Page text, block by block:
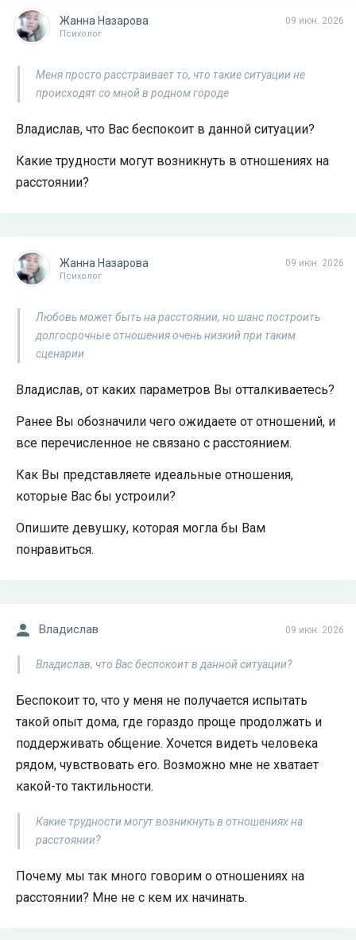
09 июн. 2026
Жанна Назарова
Психолог
Меня просто расстраивает то, что такие ситуации не
происходят со мной в родном городе
Владислав, что Вас беспокоит в данной ситуации?
Какие трудности могут возникнуть в отношениях на
расстоянии?
09 июн. 2026
Жанна Назарова
Психолог
Любовь может быть на расстоянии, но шанс построить
долгосрочные отношения очень низкий при таким
сценарии
Владислав, от каких параметров Вы отталкиваетесь?
Ранее Вы обозначили чего ожидаете от отношений, и
все перечисленное не связано с расстоянием.
Как Вы представляете идеальные отношения,
которые Вас бы устроили?
Опишите девушку, которая могла бы Вам
понравиться.
09 июн. 2026
Владислав
Владислав, что Вас беспокоит в данной ситуации?
Беспокоит то, что у меня не получается испытать
такой опыт дома, где гораздо проще продолжать и
поддерживать общение. Хочется видеть человека
рядом, чувствовать его. Возможно мне не хватает
какой-то тактильности.
Какие трудности могут возникнуть в отношениях на
расстоянии?
Почему мы так много говорим о отношениях на
расстоянии? Мне не с кем их начинать.